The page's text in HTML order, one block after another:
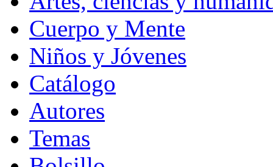
Cuerpo y Mente
Niños y Jóvenes
Catálogo
Autores
Temas